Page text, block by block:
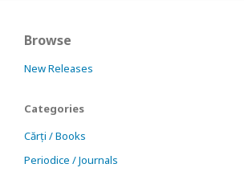
Browse
New Releases
Categories
Cărți / Books
Periodice / Journals